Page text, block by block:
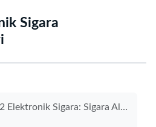
Sigara
Sigara: Sigara Alışkanlığınızı Dönüştürün